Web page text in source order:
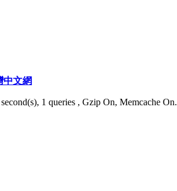
中文網
1 queries , Gzip On, Memcache On.